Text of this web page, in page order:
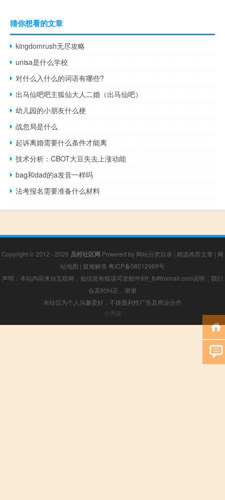
猜你想看的文章
kingdomrush无尽攻略
unisa是什么学校
对什么入什么的词语有哪些?
出马仙吧吧主狐仙大人二婚（出马仙吧）
幼儿园的小朋友什么梗
战忽局是什么
起诉离婚需要什么条件才能离
技术分析：CBOT大豆失去上涨动能
bag和dad的a发音一样吗
法考报名需要准备什么材料
Copyright © 2012 - 2026 员村社区网 Powered by 网站分类目录 | 精选推荐文章 | 网
站地图 | 疑难解答 粤ICP备08012969号
声明：本站内容来自互联网，如信息有错误可发邮件到f_fb#foxmail.com说明，我们
会及时纠正，谢谢
本站仅为个人兴趣爱好，不接盈利性广告及商业合作
小男孩